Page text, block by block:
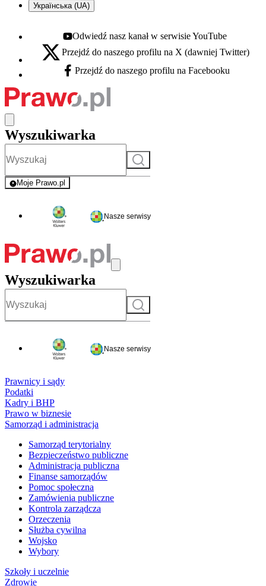
Українська (UA)
Youtube - otwiera się w nowej karcie
Odwiedź nasz kanał w serwisie YouTube
X - otwiera się w nowej karcie
Przejdź do naszego profilu na X (dawniej Twitter)
Facebook - otwiera się w nowej karcie
Przejdź do naszego profilu na Facebooku
Wyszukiwarka
Szukaj
Moje Prawo.pl
- rejestracja i logowanie do serwisu
Nasze serwisy
Wyszukiwarka
Szukaj
Nasze serwisy
Prawnicy i sądy
Podatki
Kadry i BHP
Prawo w biznesie
Samorząd i administracja
Samorząd terytorialny
Bezpieczeństwo publiczne
Administracja publiczna
Finanse samorządów
Pomoc społeczna
Zamówienia publiczne
Kontrola zarządcza
Orzeczenia
Służba cywilna
Wojsko
Wybory
Szkoły i uczelnie
Zdrowie